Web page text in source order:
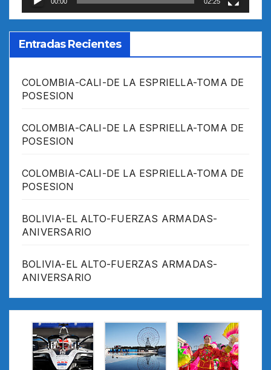
Entradas Recientes
COLOMBIA-CALI-DE LA ESPRIELLA-TOMA DE
POSESION
COLOMBIA-CALI-DE LA ESPRIELLA-TOMA DE
POSESION
COLOMBIA-CALI-DE LA ESPRIELLA-TOMA DE
POSESION
BOLIVIA-EL ALTO-FUERZAS ARMADAS-
ANIVERSARIO
BOLIVIA-EL ALTO-FUERZAS ARMADAS-
ANIVERSARIO